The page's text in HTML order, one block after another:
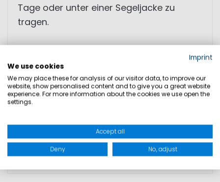
Tage oder unter einer Segeljacke zu
tragen.
• winddicht, atmungsaktiv und
wasserabweisend
• Kapuze
GRÖSSEN
PRODUKTSICHERHEIT
Imprint
We use cookies
We may place these for analysis of our visitor data, to improve our
website, show personalised content and to give you a great website
experience. For more information about the cookies we use open the
settings.
Accept all
Deny No, adjust